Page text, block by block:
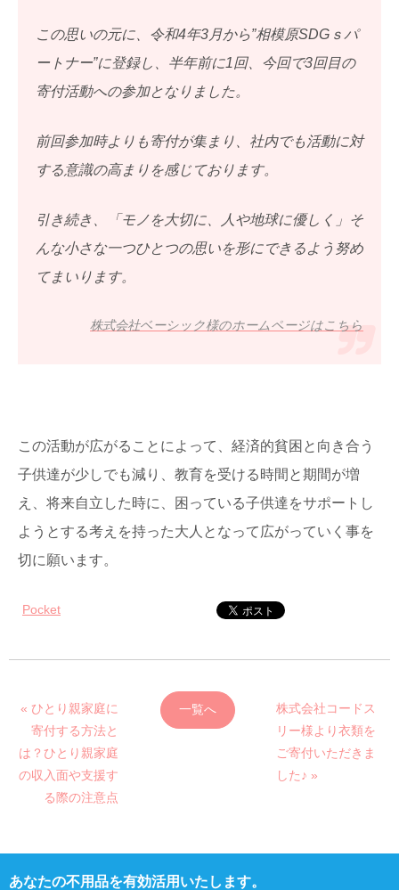
この思いの元に、令和4年3月から”相模原SDGｓパ
ートナー”に登録し、半年前に1回、今回で3回目の
寄付活動への参加となりました。
前回参加時よりも寄付が集まり、社内でも活動に対
する意識の高まりを感じております。
引き続き、「モノを大切に、人や地球に優しく」そ
んな小さな一つひとつの思いを形にできるよう努め
てまいります。
株式会社ベーシック様のホームページはこちら
この活動が広がることによって、経済的貧困と向き合う
子供達が少しでも減り、教育を受ける時間と期間が増
え、将来自立した時に、困っている子供達をサポートし
ようとする考えを持った大人となって広がっていく事を
切に願います。
Pocket
« ひとり親家庭に
寄付する方法と
は？ひとり親家庭
の収入面や支援す
る際の注意点
一覧へ
株式会社コードス
リー様より衣類を
ご寄付いただきま
した♪ »
あなたの不用品を有効活用いたします。